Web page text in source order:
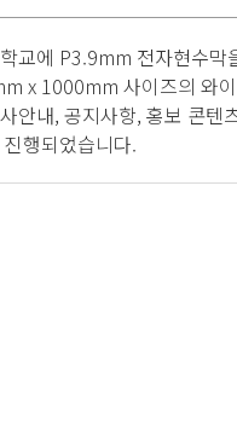
교에 P3.9mm 전자현수막
x 1000mm 사이즈의 와
안내, 공지사항, 홍보 콘텐
행되었습니다.